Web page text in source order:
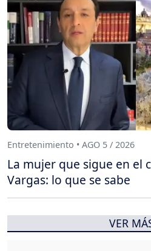
Entretenimiento • AGO 5 / 2026
La mujer que sigue en el
Vargas: lo que se sabe
VER